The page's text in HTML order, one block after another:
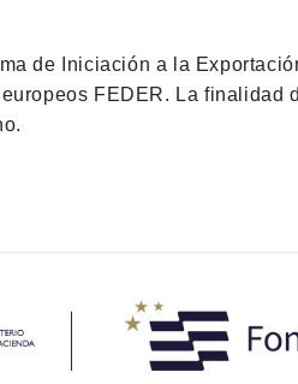
de Iniciación a la
FEDER. La finalidad